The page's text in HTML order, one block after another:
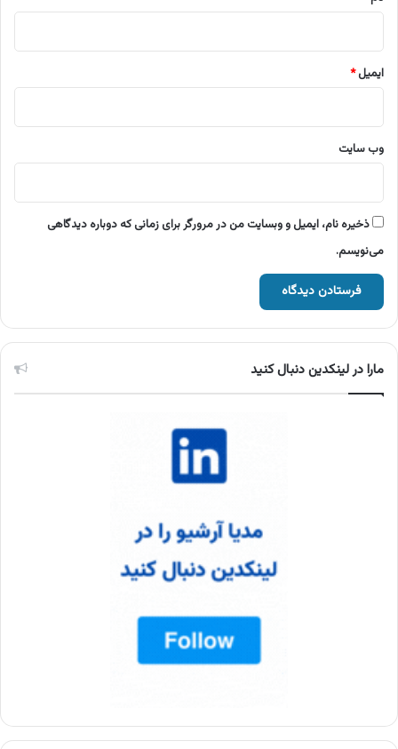
ایمیل*
وب‌ سایت
ذخیره نام، ایمیل و وبسایت من در مرورگر برای زمانی که دوباره دیدگاهی
می‌نویسم.
مارا در لینکدین دنبال کنید